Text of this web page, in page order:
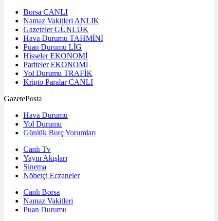
Borsa CANLI
Namaz Vakitleri ANLIK
GazetelerGÜNLÜK
Hava Durumu TAHMİNİ
Puan Durumu LİG
HisselerEKONOMİ
ParitelerEKONOMİ
Yol Durumu TRAFİK
Kripto ParalarCANLI
GazetePosta
Hava Durumu
Yol Durumu
Günlük Burç Yorumları
Canlı Tv
Yayın Akışları
Sinema
Nöbetçi Eczaneler
Canlı Borsa
Namaz Vakitleri
Puan Durumu